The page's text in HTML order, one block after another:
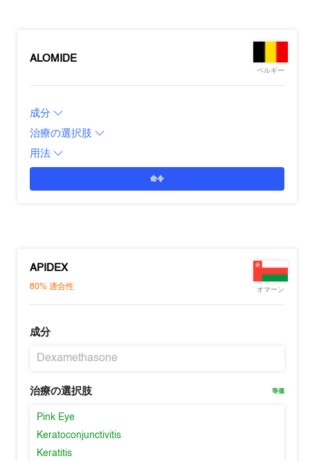
ALOMIDE
ベルギー
成分
治療の選択肢
用法
命令
APIDEX
80%適合性 オマーン
成分
Dexamethasone
治療の選択肢 等価
Pink Eye
Keratoconjunctivitis
Keratitis